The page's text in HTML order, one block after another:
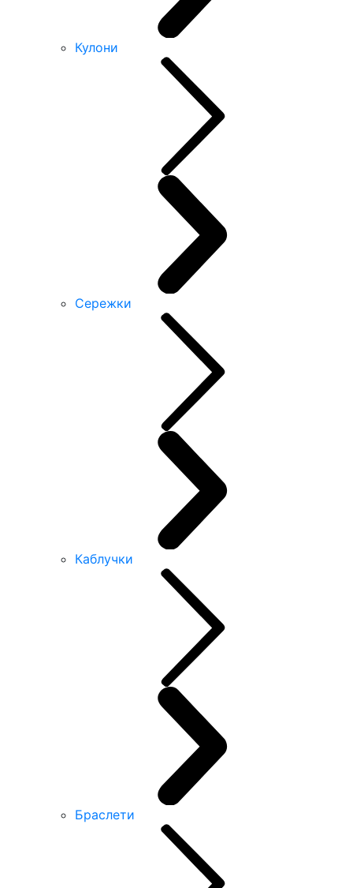
Кулони
Сережки
Каблучки
Браслети